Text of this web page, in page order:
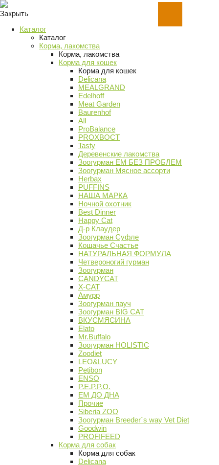
Закрыть
Каталог
Каталог
Корма, лакомства
Корма, лакомства
Корма для кошек
Корма для кошек
Delicana
MEALGRAND
Edelhoff
Meat Garden
Baurenhof
All
ProBalance
PROХВОСТ
Tasty
Деревенские лакомства
Зоогурман ЕМ БЕЗ ПРОБЛЕМ
Зоогурман Мясное ассорти
Herbax
PUFFINS
НАША МАРКА
Ночной охотник
Best Dinner
Happy Cat
Д-р Клаудер
Зоогурман Суфле
Кошачье Счастье
НАТУРАЛЬНАЯ ФОРМУЛА
Четвероногий гурман
Зоогурман
CANDYCAT
X-CAT
Амурр
Зоогурман пауч
Зоогурман BIG CAT
ВКУСМЯСИНА
Elato
Mr.Buffalo
Зоогурман HOLISTIC
Zoodiet
LEO&LUCY
Petibon
ENSO
P.E.P.P.O.
ЕМ ДО ДНА
Прочие
Siberia ZOO
Зоогурман Breeder`s way Vet Diet
Goodwin
PROFIFEED
Корма для собак
Корма для собак
Delicana